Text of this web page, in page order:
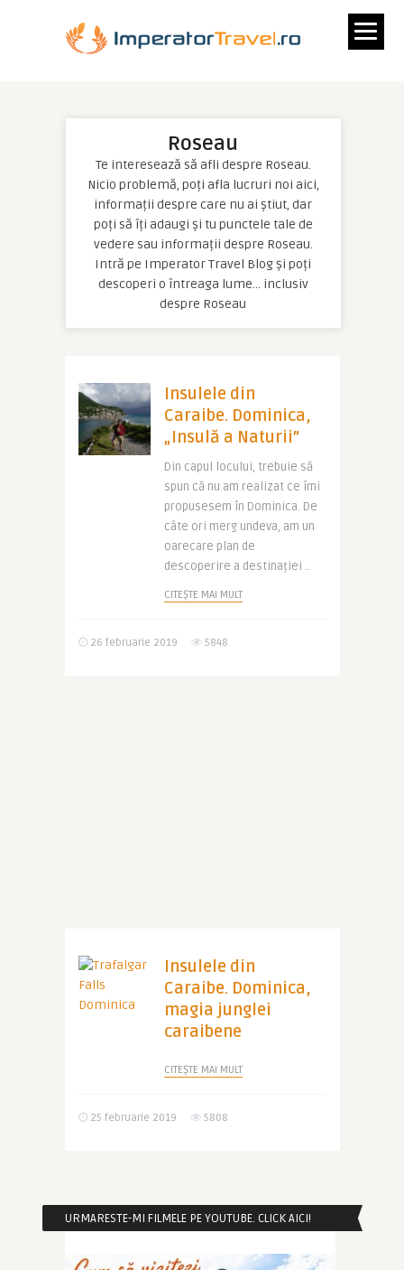
Roseau
Te interesează să afli despre Roseau.
Nicio problemă, poți afla lucruri noi aici,
informații despre care nu ai știut, dar
poți să îți adaugi și tu punctele tale de
vedere sau informații despre Roseau.
Intră pe Imperator Travel Blog și poți
descoperi o întreaga lume… inclusiv
despre Roseau
Insulele din
Caraibe. Dominica,
„Insulă a Naturii”
Din capul locului, trebuie să
spun că nu am realizat ce îmi
propusesem în Dominica. De
câte ori merg undeva, am un
oarecare plan de
descoperire a destinației ..
CITEȘTE MAI MULT
26 februarie 2019 5848
Insulele din
Caraibe. Dominica,
magia junglei
caraibene
CITEȘTE MAI MULT
25 februarie 2019 5808
URMARESTE-MI FILMELE PE YOUTUBE. CLICK AICI!